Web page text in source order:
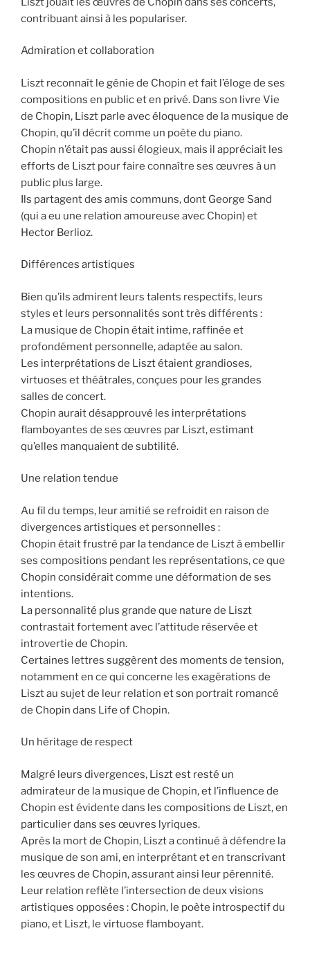
contribuant ainsi à les populariser.
Admiration et collaboration
Liszt reconnaît le génie de Chopin et fait l’éloge de ses
compositions en public et en privé. Dans son livre Vie
de Chopin, Liszt parle avec éloquence de la musique de
Chopin, qu’il décrit comme un poète du piano.
Chopin n’était pas aussi élogieux, mais il appréciait les
efforts de Liszt pour faire connaître ses œuvres à un
public plus large.
Ils partagent des amis communs, dont George Sand
(qui a eu une relation amoureuse avec Chopin) et
Hector Berlioz.
Différences artistiques
Bien qu’ils admirent leurs talents respectifs, leurs
styles et leurs personnalités sont très différents :
La musique de Chopin était intime, raffinée et
profondément personnelle, adaptée au salon.
Les interprétations de Liszt étaient grandioses,
virtuoses et théâtrales, conçues pour les grandes
salles de concert.
Chopin aurait désapprouvé les interprétations
flamboyantes de ses œuvres par Liszt, estimant
qu’elles manquaient de subtilité.
Une relation tendue
Au fil du temps, leur amitié se refroidit en raison de
divergences artistiques et personnelles :
Chopin était frustré par la tendance de Liszt à embellir
ses compositions pendant les représentations, ce que
Chopin considérait comme une déformation de ses
intentions.
La personnalité plus grande que nature de Liszt
contrastait fortement avec l’attitude réservée et
introvertie de Chopin.
Certaines lettres suggèrent des moments de tension,
notamment en ce qui concerne les exagérations de
Liszt au sujet de leur relation et son portrait romancé
de Chopin dans Life of Chopin.
Un héritage de respect
Malgré leurs divergences, Liszt est resté un
admirateur de la musique de Chopin, et l’influence de
Chopin est évidente dans les compositions de Liszt, en
particulier dans ses œuvres lyriques.
Après la mort de Chopin, Liszt a continué à défendre la
musique de son ami, en interprétant et en transcrivant
les œuvres de Chopin, assurant ainsi leur pérennité.
Leur relation reflète l’intersection de deux visions
artistiques opposées : Chopin, le poète introspectif du
piano, et Liszt, le virtuose flamboyant.